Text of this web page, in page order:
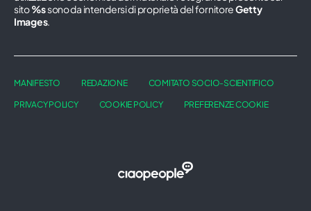
sito%ssono da intendersi di proprietà del fornitoreGetty
Images.
MANIFESTO REDAZIONE COMITATO SOCIO-SCIENTIFICO
PRIVACY POLICY COOKIE POLICY PREFERENZE COOKIE